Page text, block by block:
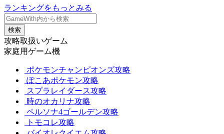
ランキングをもっとみる
検索
攻略取扱いゲーム
家庭用ゲーム機
ポケモンチャンピオンズ攻略
ぽこあポケモン攻略
スプラレイダース攻略
時のオカリナ攻略
ペルソナ4ゴールデン攻略
トモコレ攻略